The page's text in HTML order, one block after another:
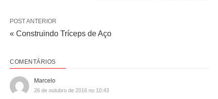
POST ANTERIOR
« Construindo Tríceps de Aço
COMENTÁRIOS
Marcelo
26 de outubro de 2016 no 10:43